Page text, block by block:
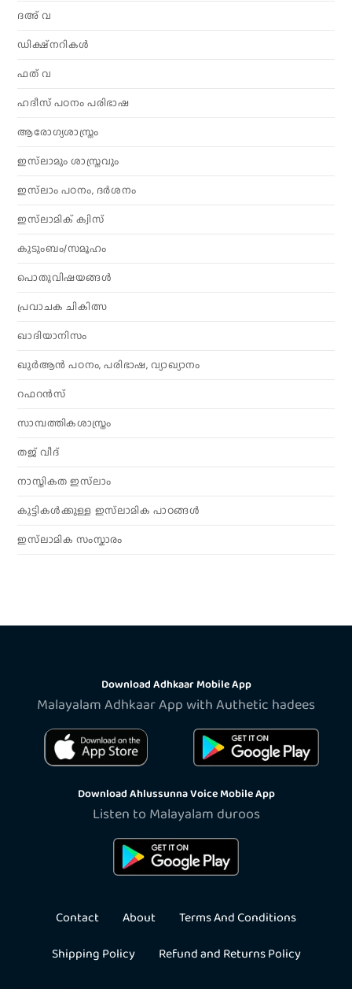
ദഅ് വ
ഡിക്ഷ്നറികൾ
ഫത് വ
ഹദീസ് പഠനം പരിഭാഷ
ആരോഗ്യശാസ്ത്രം
ഇസ്‌ലാമും ശാസ്ത്രവും
ഇസ്‌ലാം പഠനം, ദർശനം
ഇസ്‌ലാമിക് ക്വിസ്
കുടുംബം/സമൂഹം
പൊതുവിഷയങ്ങൾ
പ്രവാചക ചികിത്സ
ഖാദിയാനിസം
ഖുർആൻ പഠനം, പരിഭാഷ, വ്യാഖ്യാനം
റഫറൻസ്
സാമ്പത്തികശാസ്ത്രം
തജ് വീദ്
നാസ്തികത ഇസ്‌ലാം
കുട്ടികൾക്കുള്ള ഇസ്‌ലാമിക പാഠങ്ങൾ
ഇസ്‌ലാമിക സംസ്കാരം
Download Adhkaar Mobile App
Malayalam Adhkaar App with Authetic hadees
Download Ahlussunna Voice Mobile App
Listen to Malayalam duroos
Contact About
Terms And Conditions
Shipping Policy
Refund and Returns Policy